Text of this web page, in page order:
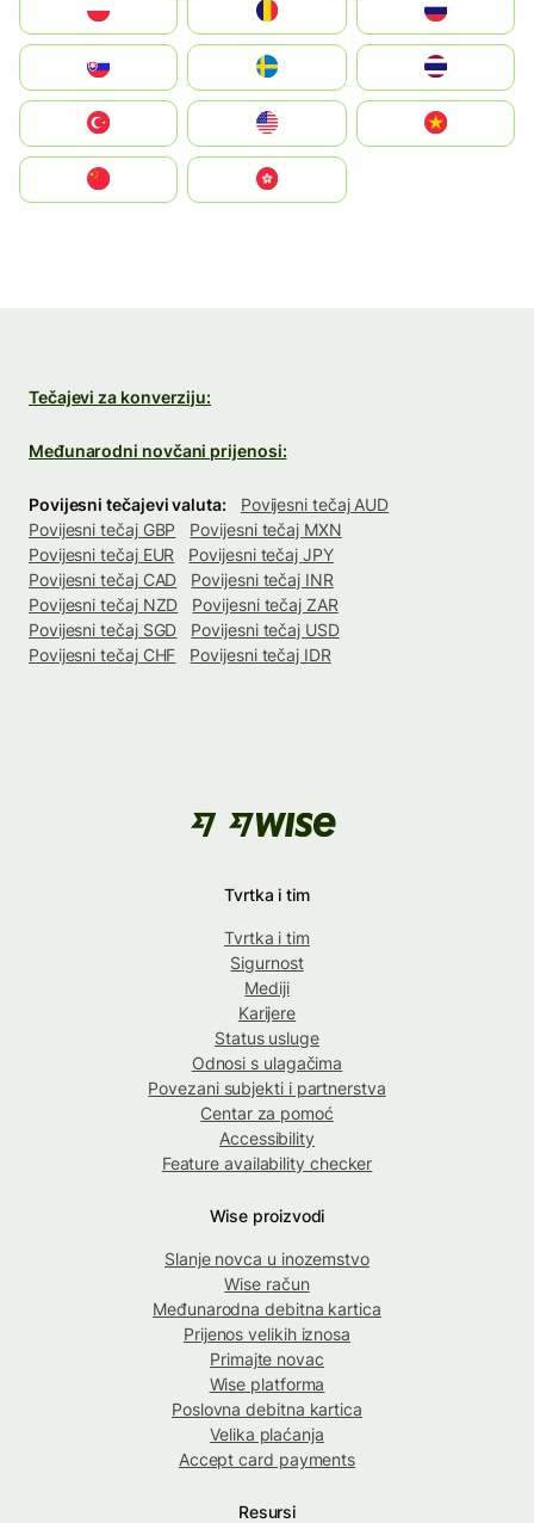
United States
中國香港特別行政區
Tečajevi za konverziju:
Međunarodni novčani prijenosi:
Povijesni tečajevi valuta:
Povijesni tečaj AUD
Povijesni tečaj GBP
Povijesni tečaj MXN
Povijesni tečaj EUR
Povijesni tečaj JPY
Povijesni tečaj CAD
Povijesni tečaj INR
Povijesni tečaj NZD
Povijesni tečaj ZAR
Povijesni tečaj SGD
Povijesni tečaj USD
Povijesni tečaj CHF
Povijesni tečaj IDR
Tvrtka i tim
Tvrtka i tim
Sigurnost
Mediji
Karijere
Status usluge
Odnosi s ulagačima
Povezani subjekti i partnerstva
Centar za pomoć
Accessibility
Feature availability checker
Wise proizvodi
Slanje novca u inozemstvo
Wise račun
Međunarodna debitna kartica
Prijenos velikih iznosa
Primajte novac
Wise platforma
Poslovna debitna kartica
Velika plaćanja
Accept card payments
Resursi